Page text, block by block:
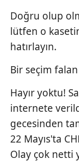
Doğru olup
lütfen o
hatırlayın.
Bir seçim falan
Hayır yoktu!
internete
gecesinden
22 Mayıs'ta
Olay çok netti